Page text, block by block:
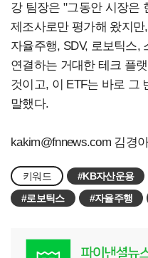
강 팀장은 "그동안 시장은
제조사로만 평가해 왔지
자율주행, SDV, 로보틱스,
연결하는 거대한 테크 플
것이고, 이 ETF는 바로 그
말했다.
kakim@fnnews.com 김경
키워드 #KB자산운용
#로보틱스
#자율주행